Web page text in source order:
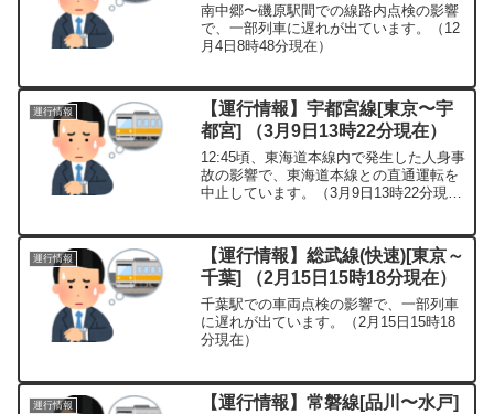
南中郷〜磯原駅間での線路内点検の影響
で、一部列車に遅れが出ています。（12
月4日8時48分現在）
運行情報
【運行情報】宇都宮線[東京〜宇
都宮] （3月9日13時22分現在）
12:45頃、東海道本線内で発生した人身事
故の影響で、東海道本線との直通運転を
中止しています。（3月9日13時22分現
運行情報
【運行情報】総武線(快速)[東京～
千葉] （2月15日15時18分現在）
千葉駅での車両点検の影響で、一部列車
に遅れが出ています。（2月15日15時18
分現在）
運行情報
【運行情報】常磐線[品川〜水戸]